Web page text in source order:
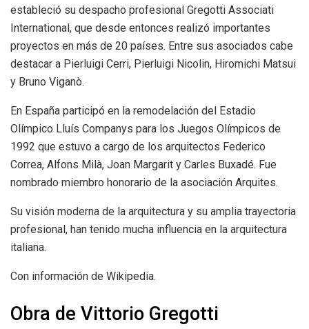
estableció su despacho profesional Gregotti Associati
International, que desde entonces realizó importantes
proyectos en más de 20 países. Entre sus asociados cabe
destacar a Pierluigi Cerri, Pierluigi Nicolin, Hiromichi Matsui
y Bruno Viganò.
En España participó en la remodelación del Estadio
Olímpico Lluís Companys para los Juegos Olímpicos de
1992 que estuvo a cargo de los arquitectos Federico
Correa, Alfons Milà, Joan Margarit y Carles Buxadé. Fue
nombrado miembro honorario de la asociación Arquites.
Su visión moderna de la arquitectura y su amplia trayectoria
profesional, han tenido mucha influencia en la arquitectura
italiana.
Con información de Wikipedia.
Obra de Vittorio Gregotti